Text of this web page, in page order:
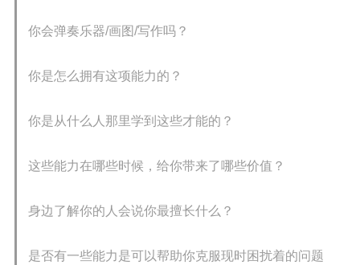
你会弹奏乐器/画图/写作吗？
你是怎么拥有这项能力的？
你是从什么人那里学到这些才能的？
这些能力在哪些时候，给你带来了哪些价值？
身边了解你的人会说你最擅长什么？
是否有一些能力是可以帮助你克服现时困扰着的问题